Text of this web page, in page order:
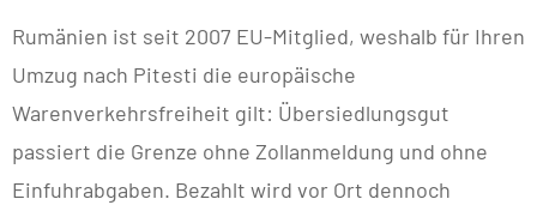
Rumänien ist seit 2007 EU-Mitglied, weshalb für Ihren
Umzug nach Pitesti die europäische
Warenverkehrsfreiheit gilt: Übersiedlungsgut
passiert die Grenze ohne Zollanmeldung und ohne
Einfuhrabgaben. Bezahlt wird vor Ort dennoch